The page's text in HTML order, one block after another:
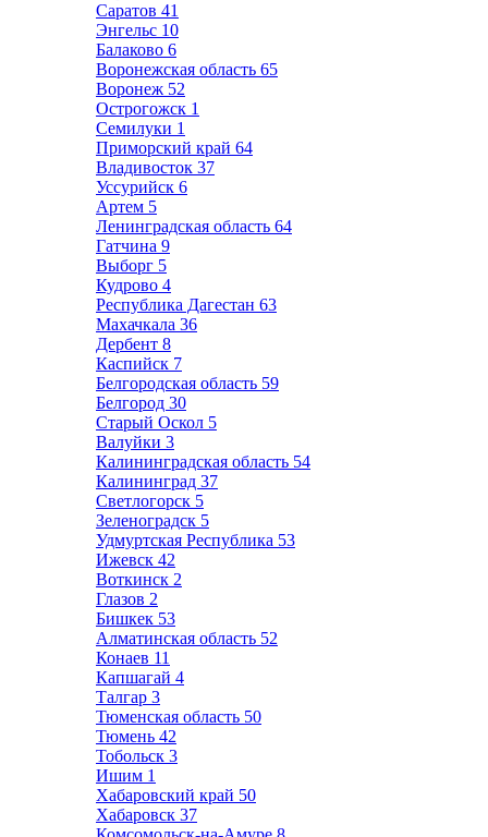
Саратов 41
Энгельс 10
Балаково 6
Воронежская область 65
Воронеж 52
Острогожск 1
Семилуки 1
Приморский край 64
Владивосток 37
Уссурийск 6
Артем 5
Ленинградская область 64
Гатчина 9
Выборг 5
Кудрово 4
Республика Дагестан 63
Махачкала 36
Дербент 8
Каспийск 7
Белгородская область 59
Белгород 30
Старый Оскол 5
Валуйки 3
Калининградская область 54
Калининград 37
Светлогорск 5
Зеленоградск 5
Удмуртская Республика 53
Ижевск 42
Воткинск 2
Глазов 2
Бишкек 53
Алматинская область 52
Конаев 11
Капшагай 4
Талгар 3
Тюменская область 50
Тюмень 42
Тобольск 3
Ишим 1
Хабаровский край 50
Хабаровск 37